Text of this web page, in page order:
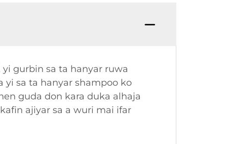
gurbin sa ta hanyar ruwa
yi sa ta hanyar shampoo ko
guda don kara duka alhaja
ajiyar sa a wuri mai ifar